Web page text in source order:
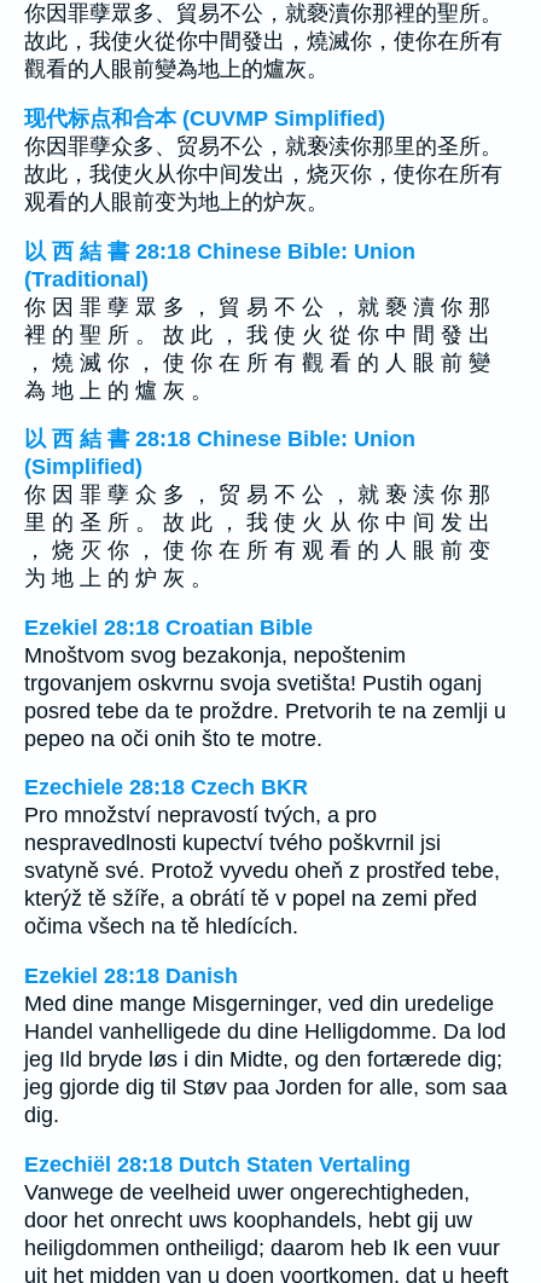
你因罪孽眾多、貿易不公，就褻瀆你那裡的聖所。
故此，我使火從你中間發出，燒滅你，使你在所有
觀看的人眼前變為地上的爐灰。
现代标点和合本 (CUVMP Simplified)
你因罪孽众多、贸易不公，就亵渎你那里的圣所。
故此，我使火从你中间发出，烧灭你，使你在所有
观看的人眼前变为地上的炉灰。
以 西 結 書 28:18 Chinese Bible: Union
(Traditional)
你 因 罪 孽 眾 多 ， 貿 易 不 公 ， 就 褻 瀆 你 那
裡 的 聖 所 。 故 此 ， 我 使 火 從 你 中 間 發 出
， 燒 滅 你 ， 使 你 在 所 有 觀 看 的 人 眼 前 變
為 地 上 的 爐 灰 。
以 西 結 書 28:18 Chinese Bible: Union
(Simplified)
你 因 罪 孽 众 多 ， 贸 易 不 公 ， 就 亵 渎 你 那
里 的 圣 所 。 故 此 ， 我 使 火 从 你 中 间 发 出
， 烧 灭 你 ， 使 你 在 所 有 观 看 的 人 眼 前 变
为 地 上 的 炉 灰 。
Ezekiel 28:18 Croatian Bible
Mnoštvom svog bezakonja, nepoštenim
trgovanjem oskvrnu svoja svetišta! Pustih oganj
posred tebe da te proždre. Pretvorih te na zemlji u
pepeo na oči onih što te motre.
Ezechiele 28:18 Czech BKR
Pro množství nepravostí tvých, a pro
nespravedlnosti kupectví tvého poškvrnil jsi
svatyně své. Protož vyvedu oheň z prostřed tebe,
kterýž tě sžíře, a obrátí tě v popel na zemi před
očima všech na tě hledících.
Ezekiel 28:18 Danish
Med dine mange Misgerninger, ved din uredelige
Handel vanhelligede du dine Helligdomme. Da lod
jeg Ild bryde løs i din Midte, og den fortærede dig;
jeg gjorde dig til Støv paa Jorden for alle, som saa
dig.
Ezechiël 28:18 Dutch Staten Vertaling
Vanwege de veelheid uwer ongerechtigheden,
door het onrecht uws koophandels, hebt gij uw
heiligdommen ontheiligd; daarom heb Ik een vuur
uit het midden van u doen voortkomen, dat u heeft